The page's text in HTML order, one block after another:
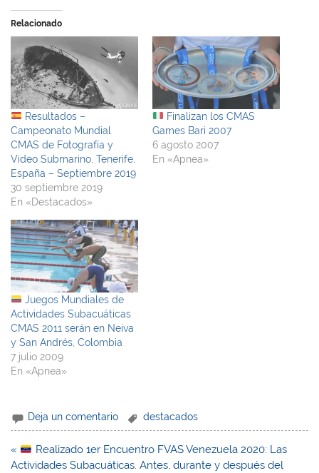
Relacionado
Resultados –
Campeonato Mundial
CMAS de Fotografía y
Video Submarino. Tenerife,
España – Septiembre 2019
30 septiembre 2019
En «Destacados»
Finalizan los CMAS
Games Bari 2007
6 agosto 2007
En «Apnea»
Juegos Mundiales de
Actividades Subacuáticas
CMAS 2011 serán en Neiva
y San Andrés, Colombia
7 julio 2009
En «Apnea»
Deja un comentario destacados
Navegación
de
«
Realizado 1er Encuentro FVAS Venezuela 2020: Las
Actividades Subacuáticas. Antes, durante y después del